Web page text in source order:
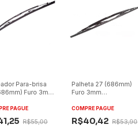
Para-brisa
Furo 3mm
PAGUE
R$55,00
Palheta 27 (686mm)
Furo 3mm
Marcopolo
GV/Alfa/Vitória
COMPRE PAGUE
R$40,42 R$53,90